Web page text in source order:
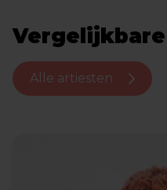
Alle artiesten